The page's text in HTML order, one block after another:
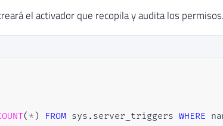
el activador que recopila y audita los permisos.
( * ) FROM sys . server_triggers WHERE